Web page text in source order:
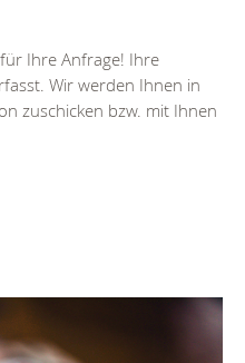
Ihre Anfrage! Ihre
Wir werden Ihnen in
zuschicken bzw. mit Ihnen